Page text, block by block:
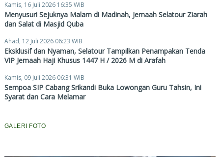
Kamis, 16 Juli 2026 16:35 WIB
Menyusuri Sejuknya Malam di Madinah, Jemaah Selatour Ziarah
dan Salat di Masjid Quba
Ahad, 12 Juli 2026 06:23 WIB
Eksklusif dan Nyaman, Selatour Tampilkan Penampakan Tenda
VIP Jemaah Haji Khusus 1447 H / 2026 M di Arafah
Kamis, 09 Juli 2026 06:31 WIB
Sempoa SIP Cabang Srikandi Buka Lowongan Guru Tahsin, Ini
Syarat dan Cara Melamar
GALERI FOTO